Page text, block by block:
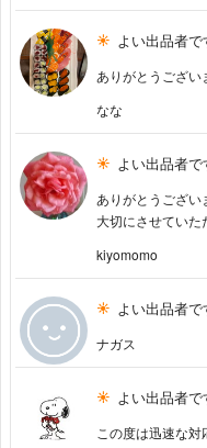
よい出品者で
ありがとうござい
なな
よい出品者で
ありがとうござい
大切にさせていた
kiyomomo
よい出品者で
ナガス
よい出品者で
この度は迅速な対